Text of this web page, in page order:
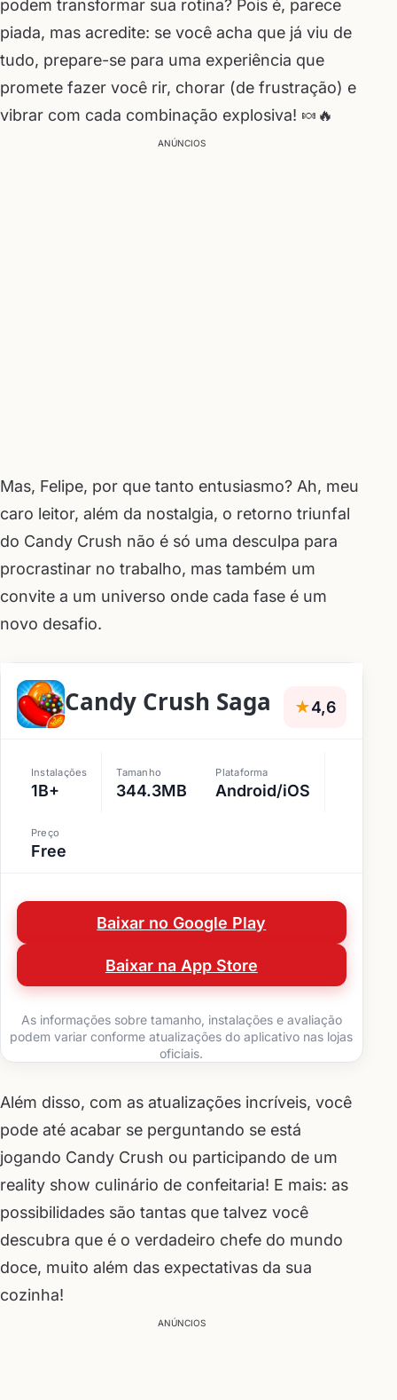
podem transformar sua rotina? Pois é, parece
piada, mas acredite: se você acha que já viu de
tudo, prepare-se para uma experiência que
promete fazer você rir, chorar (de frustração) e
vibrar com cada combinação explosiva! 🍬🔥
ANÚNCIOS
Mas, Felipe, por que tanto entusiasmo? Ah, meu
caro leitor, além da nostalgia, o retorno triunfal
do Candy Crush não é só uma desculpa para
procrastinar no trabalho, mas também um
convite a um universo onde cada fase é um
novo desafio.
Candy Crush Saga ★4,6
Instalações
1B+
Tamanho
344.3MB
Plataforma
Android/iOS
Preço
Free
Baixar no Google Play
Baixar na App Store
As informações sobre tamanho, instalações e avaliação
podem variar conforme atualizações do aplicativo nas lojas
oficiais.
Além disso, com as atualizações incríveis, você
pode até acabar se perguntando se está
jogando Candy Crush ou participando de um
reality show culinário de confeitaria! E mais: as
possibilidades são tantas que talvez você
descubra que é o verdadeiro chefe do mundo
doce, muito além das expectativas da sua
cozinha!
ANÚNCIOS